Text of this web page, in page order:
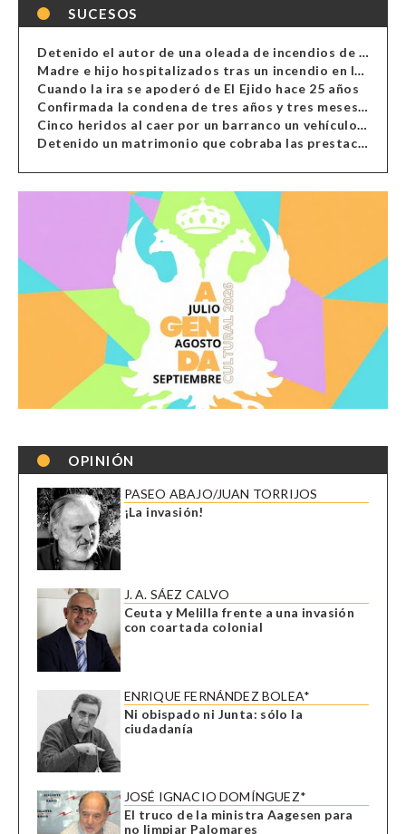
SUCESOS
Detenido el autor de una oleada de incendios de contenedores en Almería
Madre e hijo hospitalizados tras un incendio en la cocina de una vivienda en Almería
Cuando la ira se apoderó de El Ejido hace 25 años
Confirmada la condena de tres años y tres meses al hombre de Antas acusado de xenofobia
Cinco heridos al caer por un barranco un vehículo en Alcolea
Detenido un matrimonio que cobraba las prestaciones de ilegales en Almería, Granada, Málaga, Huelva y Murcia
OPINIÓN
PASEO ABAJO/JUAN TORRIJOS
¡La invasión!
J. A. SÁEZ CALVO
Ceuta y Melilla frente a una invasión
con coartada colonial
ENRIQUE FERNÁNDEZ BOLEA*
Ni obispado ni Junta: sólo la
ciudadanía
JOSÉ IGNACIO DOMÍNGUEZ*
El truco de la ministra Aagesen para
no limpiar Palomares